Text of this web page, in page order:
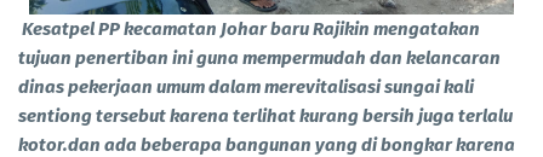
Kesatpel PP kecamatan Johar baru Rajikin mengatakan
tujuan penertiban ini guna mempermudah dan kelancaran
dinas pekerjaan umum dalam merevitalisasi sungai kali
sentiong tersebut karena terlihat kurang bersih juga terlalu
kotor.dan ada beberapa bangunan yang di bongkar karena